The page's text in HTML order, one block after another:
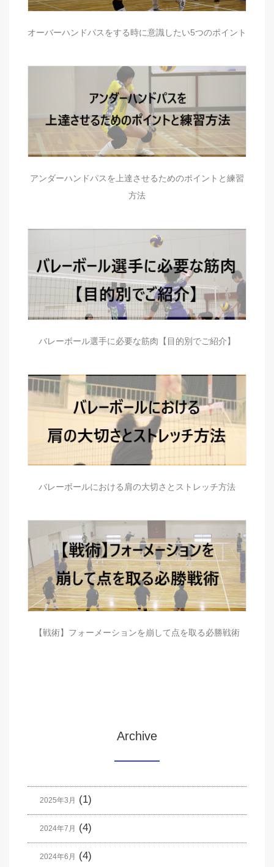
オーバーハンドパスをする時に意識したい5つのポイント
アンダーハンドパスを上達させるためのポイントと練習
方法
バレーボール選手に必要な筋肉【目的別でご紹介】
バレーボールにおける肩の大切さとストレッチ方法
【戦術】フォーメーションを崩して点を取る必勝戦術
Archive
2025年3月 (1)
2024年7月 (4)
2024年6月 (4)